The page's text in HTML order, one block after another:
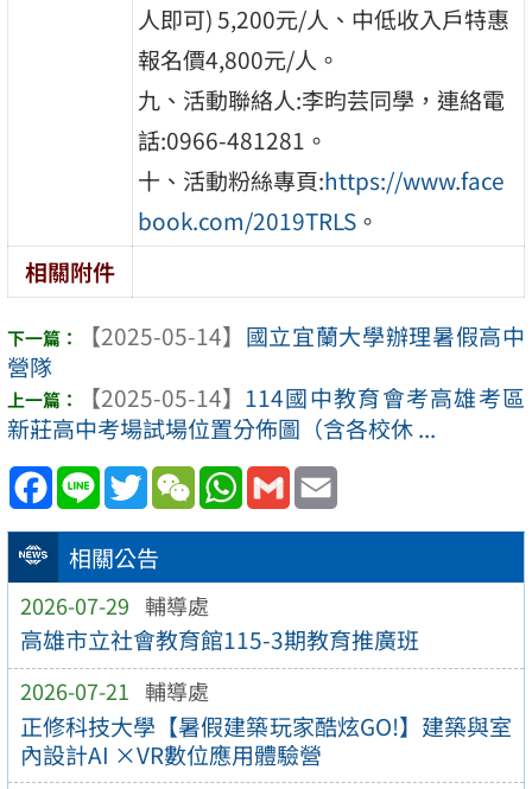
相關公告
2026-07-29 輔導處
高雄市立社會教育館115-3期教育推廣班
2026-07-21 輔導處
正修科技大學【暑假建築玩家酷炫GO!】建築與室
內設計AI ×VR數位應用體驗營
人即可) 5,200元/人、中低收入戶特惠
報名價4,800元/人。
九、活動聯絡人:李昀芸同學，連絡電
話:0966-481281。
十、活動粉絲專頁:https://www.face
book.com/2019TRLS 。
相關附件
【2025-05-14】 國立宜蘭大學辦理暑假高中
營隊
【2025-05-14】 114國中教育會考高雄考區
新莊高中考場試場位置分佈圖（含各校休 ...
Facebook
Line TwitterWeChatWhatsApp
Gmail